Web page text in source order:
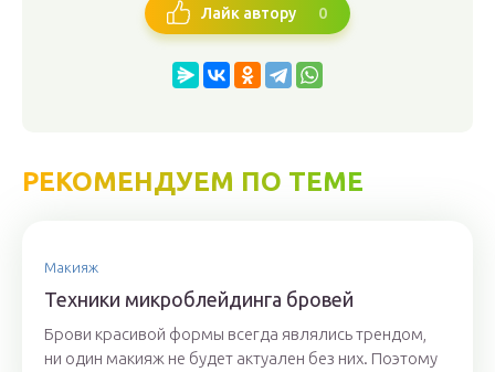
Лайк автору 0
РЕКОМЕНДУЕМ ПО ТЕМЕ
Макияж
Техники микроблейдинга бровей
Брови красивой формы всегда являлись трендом,
ни один макияж не будет актуален без них. Поэтому